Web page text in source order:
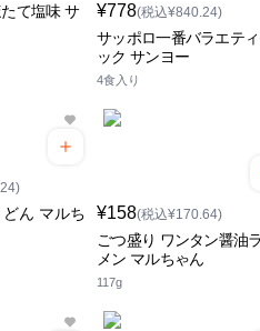
て塩味 サ
¥778(税込¥840.24)
サッポロ一番バラエテ
ック サンヨー
4食入り
ん マルち
¥158(税込¥170.64)
ごつ盛り ワンタン醤油
メン マルちゃん
117g